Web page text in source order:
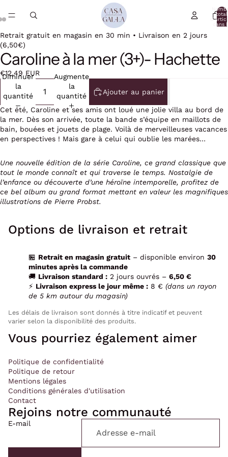
total
dans
Retrait gratuit en magasin en 30 min • Livraison en 2 jours
(6,50€)
Caroline à la mer (3+)- Hachette
€12,49 EUR
Diminuer
la
quantité
Augmenter
la
quantité
Ajouter au panier
Cet été, Caroline et ses amis ont loué une jolie villa au bord de
la mer. Dès son arrivée, toute la bande s’équipe en maillots de
bain, bouées et jouets de plage. Voilà de merveilleuses vacances
en perspectives ! Mais gare à celui qui oublie les marées…
Une nouvelle édition de la série Caroline, ce grand classique que
tout le monde connaît et qui traverse le temps. Nostalgie de
l’enfance ou découverte d’une héroïne intemporelle, profitez de
ce bel album au grand format mettant en valeur les magnifiques
illustrations de Pierre Probst.
Options de livraison et retrait
🏪 Retrait en magasin gratuit – disponible environ 30
minutes après la commande
🚚 Livraison standard : 2 jours ouvrés – 6,50 €
⚡ Livraison express le jour même : 8 € (dans un rayon
de 5 km autour du magasin)
Les délais de livraison sont donnés à titre indicatif et peuvent
varier selon la disponibilité des produits.
Vous pourriez également aimer
Politique de confidentialité
Politique de retour
Mentions légales
Conditions générales d'utilisation
Contact
Rejoins notre communauté
E-mail
Politique de confidentialité